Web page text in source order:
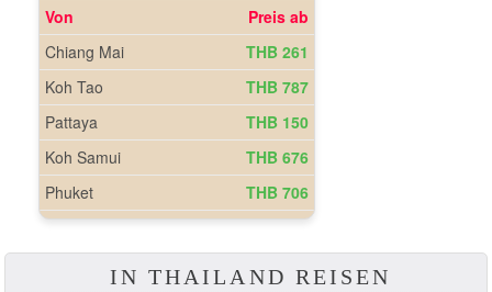
IN THAILAND REISEN